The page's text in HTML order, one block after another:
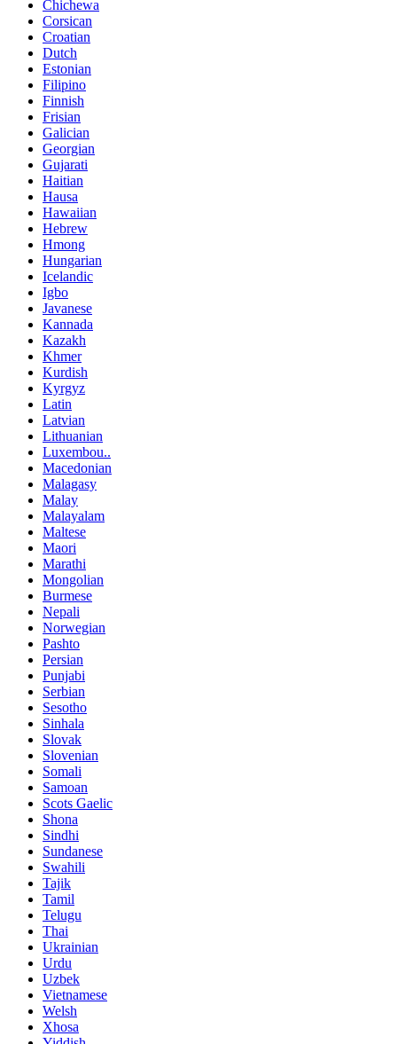
Chichewa
Corsican
Croatian
Dutch
Estonian
Filipino
Finnish
Frisian
Galician
Georgian
Gujarati
Haitian
Hausa
Hawaiian
Hebrew
Hmong
Hungarian
Icelandic
Igbo
Javanese
Kannada
Kazakh
Khmer
Kurdish
Kyrgyz
Latin
Latvian
Lithuanian
Luxembou..
Macedonian
Malagasy
Malay
Malayalam
Maltese
Maori
Marathi
Mongolian
Burmese
Nepali
Norwegian
Pashto
Persian
Punjabi
Serbian
Sesotho
Sinhala
Slovak
Slovenian
Somali
Samoan
Scots Gaelic
Shona
Sindhi
Sundanese
Swahili
Tajik
Tamil
Telugu
Thai
Ukrainian
Urdu
Uzbek
Vietnamese
Welsh
Xhosa